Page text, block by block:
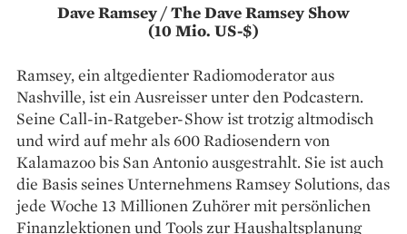
Dave Ramsey / The Dave Ramsey Show
(10 Mio. US-$)
Ramsey, ein altgedienter Radiomoderator aus
Nashville, ist ein Ausreisser unter den Podcastern.
Seine Call-in-Ratgeber-Show ist trotzig altmodisch
und wird auf mehr als 600 Radiosendern von
Kalamazoo bis San Antonio ausgestrahlt. Sie ist auch
die Basis seines Unternehmens Ramsey Solutions, das
jede Woche 13 Millionen Zuhörer mit persönlichen
Finanzlektionen und Tools zur Haushaltsplanung